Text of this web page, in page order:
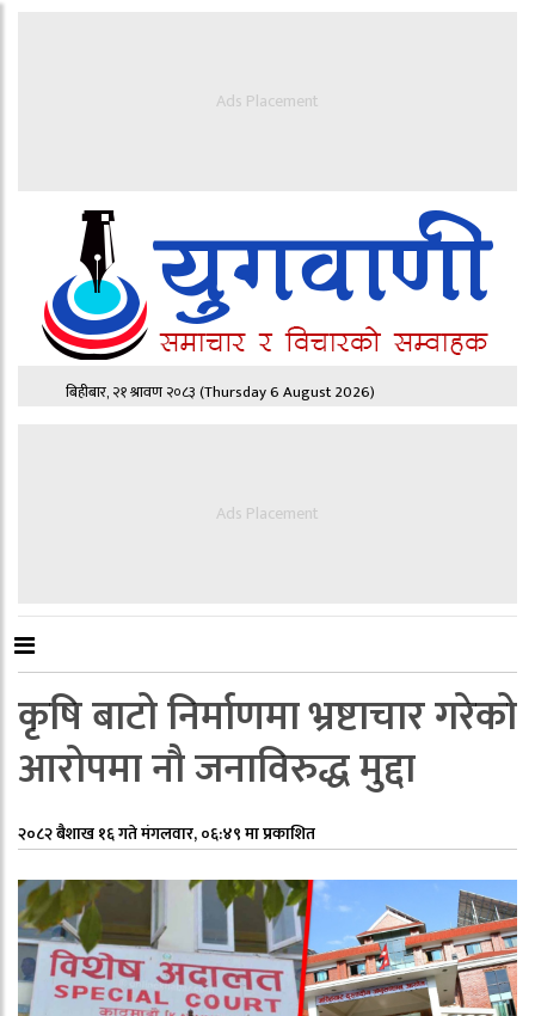
Ads Placement
बिहीबार, २१ श्रावण २०८३(Thursday 6 August 2026)
Ads Placement
कृषि बाटो निर्माणमा भ्रष्टाचार गरेको
आरोपमा नौ जनाविरुद्ध मुद्दा
२०८२ बैशाख १६ गते मंगलवार, ०६:४९ मा प्रकाशित